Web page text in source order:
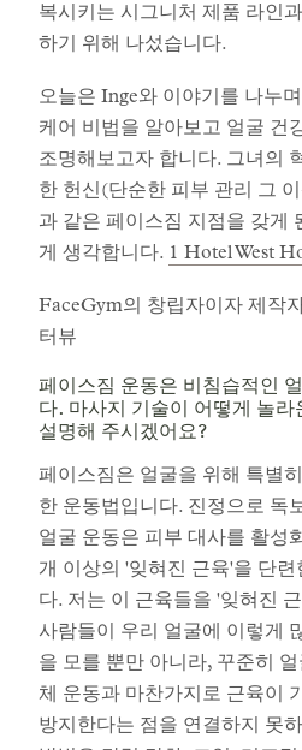
복시키는 시그니처 제품 라인
하기 위해 나섰습니다.
오늘은 Inge와 이야기를 나누
케어 비법을 알아보고 얼굴 건
조명해보고자 합니다. 그녀의
한 헌신(단순한 피부 관리 그
과 같은 페이스짐 지점을 갖게
게 생각합니다. 1 Hotel West
FaceGym의 창립자이자 제작
터뷰
페이스짐 운동은 비침습적인
다. 마사지 기술이 어떻게 놀라
설명해 주시겠어요?
페이스짐은 얼굴을 위해 특별
한 운동법입니다. 진정으로 독
얼굴 운동은 피부 대사를 활성
개 이상의 '잊혀진 근육'을 단련
다. 저는 이 근육들을 '잊혀진
사람들이 우리 얼굴에 이렇게
을 모를 뿐만 아니라, 꾸준히
체 운동과 마찬가지로 근육이
방지한다는 점을 연결하지 못